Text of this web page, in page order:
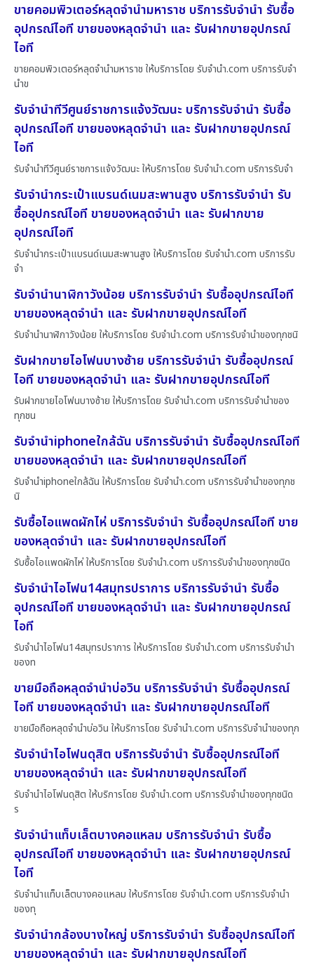
ขายคอมพิวเตอร์หลุดจำนำมหาราช บริการรับจำนำ รับซื้อ
อุปกรณ์ไอที ขายของหลุดจำนำ และ รับฝากขายอุปกรณ์
ไอที
ขายคอมพิวเตอร์หลุดจำนำมหาราช ให้บริการโดย รับจํานํา.com บริการรับจำ
นำข
รับจำนำทีวีศูนย์ราชการแจ้งวัฒนะ บริการรับจำนำ รับซื้อ
อุปกรณ์ไอที ขายของหลุดจำนำ และ รับฝากขายอุปกรณ์
ไอที
รับจำนำทีวีศูนย์ราชการแจ้งวัฒนะ ให้บริการโดย รับจํานํา.com บริการรับจำ
รับจำนำกระเป๋าแบรนด์เนมสะพานสูง บริการรับจำนำ รับ
ซื้ออุปกรณ์ไอที ขายของหลุดจำนำ และ รับฝากขาย
อุปกรณ์ไอที
รับจำนำกระเป๋าแบรนด์เนมสะพานสูง ให้บริการโดย รับจํานํา.com บริการรับ
จำ
รับจำนำนาฬิกาวังน้อย บริการรับจำนำ รับซื้ออุปกรณ์ไอที
ขายของหลุดจำนำ และ รับฝากขายอุปกรณ์ไอที
รับจำนำนาฬิกาวังน้อย ให้บริการโดย รับจํานํา.com บริการรับจำนำของทุกชนิ
รับฝากขายไอโฟนบางซ้าย บริการรับจำนำ รับซื้ออุปกรณ์
ไอที ขายของหลุดจำนำ และ รับฝากขายอุปกรณ์ไอที
รับฝากขายไอโฟนบางซ้าย ให้บริการโดย รับจํานํา.com บริการรับจำนำของ
ทุกชน
รับจำนำiphoneใกล้ฉัน บริการรับจำนำ รับซื้ออุปกรณ์ไอที
ขายของหลุดจำนำ และ รับฝากขายอุปกรณ์ไอที
รับจำนำiphoneใกล้ฉัน ให้บริการโดย รับจํานํา.com บริการรับจำนำของทุกช
นิ
รับซื้อไอแพดผักไห่ บริการรับจำนำ รับซื้ออุปกรณ์ไอที ขาย
ของหลุดจำนำ และ รับฝากขายอุปกรณ์ไอที
รับซื้อไอแพดผักไห่ ให้บริการโดย รับจํานํา.com บริการรับจำนำของทุกชนิด
รับจำนำไอโฟน14สมุทรปราการ บริการรับจำนำ รับซื้อ
อุปกรณ์ไอที ขายของหลุดจำนำ และ รับฝากขายอุปกรณ์
ไอที
รับจำนำไอโฟน14สมุทรปราการ ให้บริการโดย รับจํานํา.com บริการรับจำนำ
ของท
ขายมือถือหลุดจำนำบ่อวิน บริการรับจำนำ รับซื้ออุปกรณ์
ไอที ขายของหลุดจำนำ และ รับฝากขายอุปกรณ์ไอที
ขายมือถือหลุดจำนำบ่อวิน ให้บริการโดย รับจํานํา.com บริการรับจำนำของทุก
รับจำนำไอโฟนดุสิต บริการรับจำนำ รับซื้ออุปกรณ์ไอที
ขายของหลุดจำนำ และ รับฝากขายอุปกรณ์ไอที
รับจำนำไอโฟนดุสิต ให้บริการโดย รับจํานํา.com บริการรับจำนำของทุกชนิด
ร
รับจำนำแท็บเล็ตบางคอแหลม บริการรับจำนำ รับซื้อ
อุปกรณ์ไอที ขายของหลุดจำนำ และ รับฝากขายอุปกรณ์
ไอที
รับจำนำแท็บเล็ตบางคอแหลม ให้บริการโดย รับจํานํา.com บริการรับจำนำ
ของทุ
รับจำนำกล้องบางใหญ่ บริการรับจำนำ รับซื้ออุปกรณ์ไอที
ขายของหลุดจำนำ และ รับฝากขายอุปกรณ์ไอที